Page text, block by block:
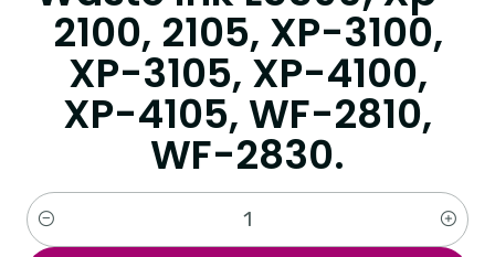
2100, 2105, XP-3100,
XP-3105, XP-4100,
XP-4105, WF-2810,
WF-2830.
Cantidad